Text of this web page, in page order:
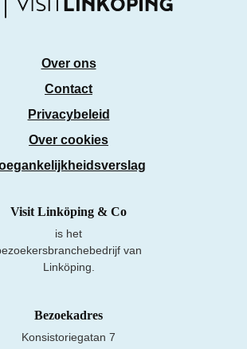
Over ons
Contact
Privacybeleid
Over cookies
Visit Linköping & Co
is het
van
Linköping.
Bezoekadres
Konsistoriegatan 7